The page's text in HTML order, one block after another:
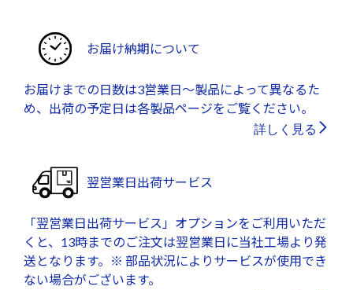
お届け納期について
お届けまでの日数は3営業日～製品によって異なるた
め、出荷の予定日は各製品ページをご覧ください。
詳しく見る
翌営業日出荷サービス
「翌営業日出荷サービス」オプションをご利用いただ
くと、13時までのご注文は翌営業日に当社工場より発
送となります。※ 部品状況によりサービスが使用でき
ない場合がございます。